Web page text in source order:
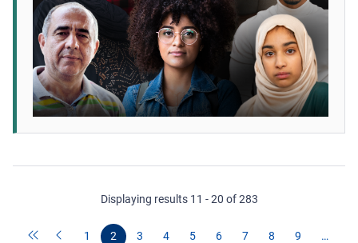
Displaying results 11 - 20 of 283
1 2 3 4 5 6 7 8 9 …